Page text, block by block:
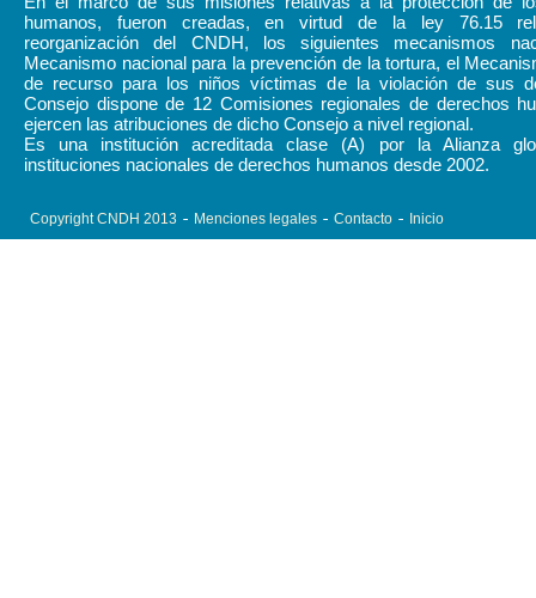
humanos, fueron creadas, en virtud de la ley 76.15
reorganización del CNDH, los siguientes mecanismos
Mecanismo nacional para la prevención de la tortura, el
de recurso para los niños víctimas de la violación de sus
Consejo dispone de 12 Comisiones regionales de derechos
ejercen las atribuciones de dicho Consejo a nivel regional.
Es una institución acreditada clase (A) por la Alianza
instituciones nacionales de derechos humanos desde 2002.
Copyright CNDH 2013 Menciones legales Contacto Inicio